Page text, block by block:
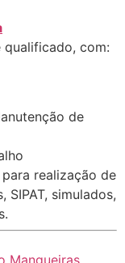
qualificado, com:
de
realização de
SIPAT, simulados,
Mangueiras